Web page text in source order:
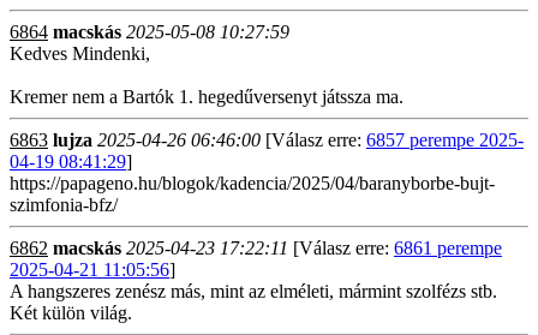
6864 macskás 2025-05-08 10:27:59
Kedves Mindenki,
Kremer nem a Bartók 1. hegedűversenyt játssza ma.
6863 lujza 2025-04-26 06:46:00 [Válasz erre: 6857 perempe 2025-
04-19 08:41:29]
https://papageno.hu/blogok/kadencia/2025/04/baranyborbe-bujt-
szimfonia-bfz/
6862 macskás 2025-04-23 17:22:11 [Válasz erre: 6861 perempe
2025-04-21 11:05:56]
A hangszeres zenész más, mint az elméleti, mármint szolfézs stb.
Két külön világ.